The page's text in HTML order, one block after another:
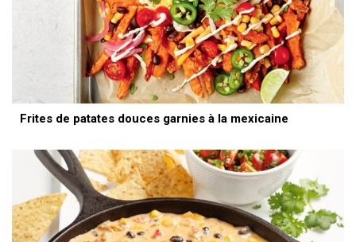
Frites de patates douces garnies à la mexicaine